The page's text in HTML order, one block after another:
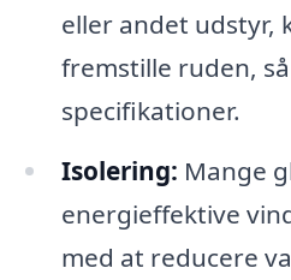
eller andet udstyr,
fremstille ruden,
specifikationer.
Isolering: Mange
energieffektive
med at reducere